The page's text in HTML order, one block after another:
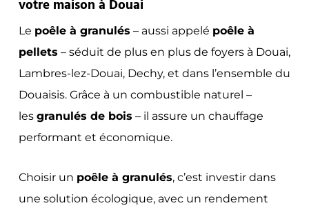
votre maison à Douai
Le poêle à granulés – aussi appelé poêle à
pellets – séduit de plus en plus de foyers à Douai,
Lambres-lez-Douai, Dechy, et dans l’ensemble du
Douaisis. Grâce à un combustible naturel –
les granulés de bois – il assure un chauffage
performant et économique.
Choisir un poêle à granulés, c’est investir dans
une solution écologique, avec un rendement